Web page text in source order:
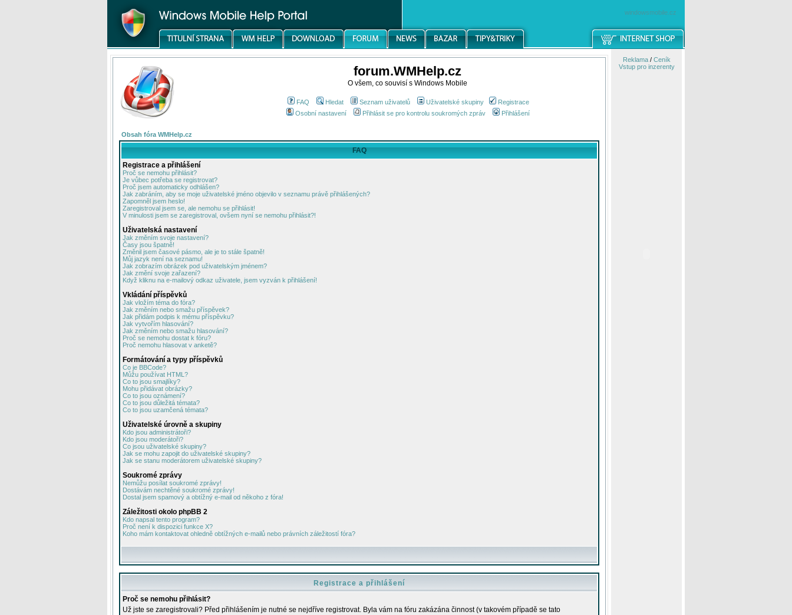
windowsmobile.cz
forum.WMHelp.cz
O všem, co souvisí s Windows Mobile
FAQ Hledat Seznam uživatelů Uživatelské skupiny
Registrace
Osobní nastavení
Přihlásit se pro kontrolu soukromých zpráv Přihlášení
Obsah fóra WMHelp.cz
FAQ
Registrace a přihlášení
Proč se nemohu přihlásit?
Je vůbec potřeba se registrovat?
Proč jsem automaticky odhlášen?
Jak zabráním, aby se moje uživatelské jméno objevilo v seznamu právě přihlášených?
Zapomněl jsem heslo!
Zaregistroval jsem se, ale nemohu se přihlásit!
V minulosti jsem se zaregistroval, ovšem nyní se nemohu přihlásit?!
Uživatelská nastavení
Jak změním svoje nastavení?
Časy jsou špatně!
Změnil jsem časové pásmo, ale je to stále špatně!
Můj jazyk není na seznamu!
Jak zobrazím obrázek pod uživatelským jménem?
Jak změní svoje zařazení?
Když kliknu na e-mailový odkaz uživatele, jsem vyzván k přihlášení!
Vkládání příspěvků
Jak vložím téma do fóra?
Jak změním nebo smažu příspěvek?
Jak přidám podpis k mému příspěvku?
Jak vytvořím hlasování?
Jak změním nebo smažu hlasování?
Proč se nemohu dostat k fóru?
Proč nemohu hlasovat v anketě?
Formátování a typy příspěvků
Co je BBCode?
Můžu používat HTML?
Co to jsou smajlíky?
Mohu přidávat obrázky?
Co to jsou oznámení?
Co to jsou důležitá témata?
Co to jsou uzamčená témata?
Uživatelské úrovně a skupiny
Kdo jsou administrátoři?
Kdo jsou moderátoři?
Co jsou uživatelské skupiny?
Jak se mohu zapojit do uživatelské skupiny?
Jak se stanu moderátorem uživatelské skupiny?
Soukromé zprávy
Nemůžu posílat soukromé zprávy!
Dostávám nechtěné soukromé zprávy!
Dostal jsem spamový a obtížný e-mail od někoho z fóra!
Záležitosti okolo phpBB 2
Kdo napsal tento program?
Proč není k dispozici funkce X?
Koho mám kontaktovat ohledně obtížných e-mailů nebo právních záležitostí fóra?
Registrace a přihlášení
Proč se nemohu přihlásit?
Už jste se zaregistrovali? Před přihlášením je nutné se nejdříve registrovat. Byla vám na fóru zakázána činnost (v takovém případě se tato
Reklama/ Ceník
Vstup pro inzerenty